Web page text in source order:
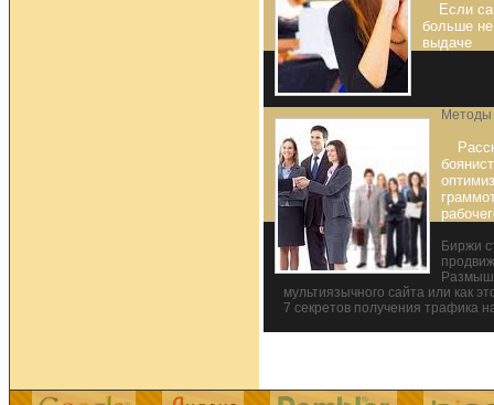
Если
больше не
выдаче
Биржи
мультиязычного сайта или как
7 секретов получения трафика